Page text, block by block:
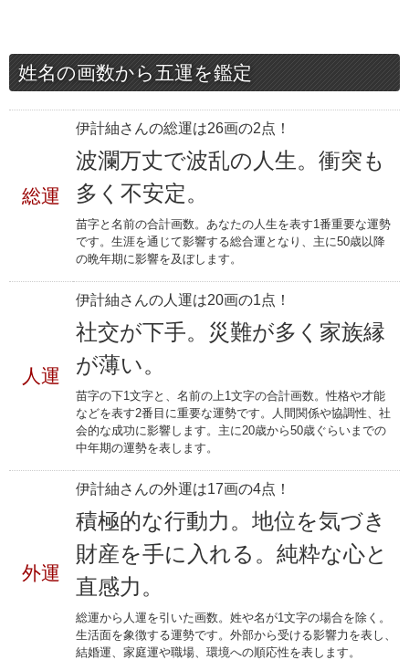
姓名の画数から五運を鑑定
総運
伊計紬さんの総運は26画の2点！
波瀾万丈で波乱の人生。衝突も
多く不安定。
苗字と名前の合計画数。あなたの人生を表す1番重要な運勢
です。生涯を通じて影響する総合運となり、主に50歳以降
の晩年期に影響を及ぼします。
人運
伊計紬さんの人運は20画の1点！
社交が下手。災難が多く家族縁
が薄い。
苗字の下1文字と、名前の上1文字の合計画数。性格や才能
などを表す2番目に重要な運勢です。人間関係や協調性、社
会的な成功に影響します。主に20歳から50歳ぐらいまでの
中年期の運勢を表します。
外運
伊計紬さんの外運は17画の4点！
積極的な行動力。地位を気づき
財産を手に入れる。純粋な心と
直感力。
総運から人運を引いた画数。姓や名が1文字の場合を除く。
生活面を象徴する運勢です。外部から受ける影響力を表し、
結婚運、家庭運や職場、環境への順応性を表します。